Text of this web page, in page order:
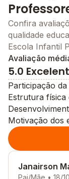
Confira
qualidade
Escola Infantil
Avaliação
5.0
Participação
Estrutura física
Motivação dos
Janairson
Pai/Mãe • 18/